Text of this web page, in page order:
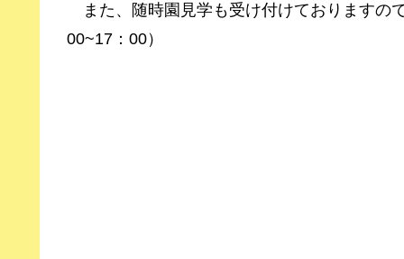
また、随時園見学も受け付けております
00~17：00）